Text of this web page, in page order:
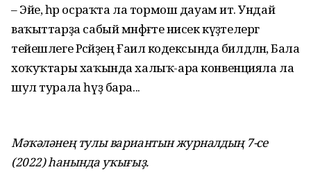
– Эйе, һәр осраҡта ла тормош дауам итә. Ундай
ваҡыттарҙа сабый мәнфәғәте нисек күҙәтелергә
тейешлеге Рәсәйҙең Ғаилә кодексында билдәләнә, Бала
хоҡуҡтары хаҡында халыҡ-ара конвенцияла ла
шул турала һүҙ бара...
Мәҡәләнең тулы вариантын журналдың 7-се
(2022) һанында уҡығыҙ.